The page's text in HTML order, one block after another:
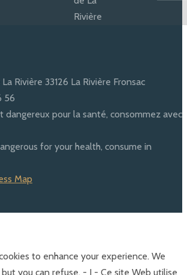
Rivière 33126 La Rivière Fronsac
56
dangereux pour la santé, consommez avec
for your health, consume in
Map
to enhance your experience. We
but you can refuse. - I - Ce site Web utilise